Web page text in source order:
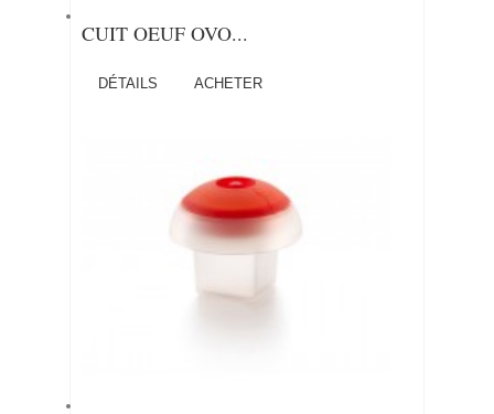
CUIT OEUF OVO...
DÉTAILS ACHETER